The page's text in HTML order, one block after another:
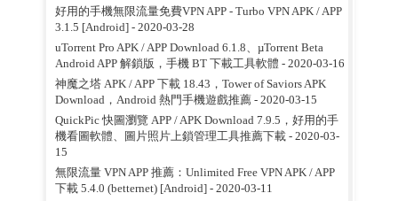
好用的手機無限流量免費VPN APP - Turbo VPN APK / APP
3.1.5 [Android]- 2020-03-28
uTorrent Pro APK / APP Download 6.1.8、µTorrent Beta
Android APP 解鎖版，手機 BT 下載工具軟體 - 2020-03-16
神魔之塔 APK / APP 下載 18.43，Tower of Saviors APK
Download，Android 熱門手機遊戲推薦- 2020-03-15
QuickPic 快圖瀏覽 APP / APK Download 7.9.5，好用的手
機看圖軟體、圖片照片上鎖管理工具推薦下載- 2020-03-
15
無限流量 VPN APP 推薦：Unlimited Free VPN APK / APP
下載 5.4.0 (betternet) [Android]- 2020-03-11